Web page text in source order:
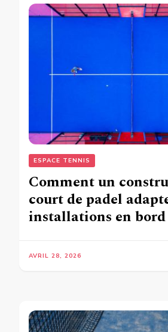
ESPACE TENNIS
Comment un
court de padel
installations en bord
AVRIL 28, 2026